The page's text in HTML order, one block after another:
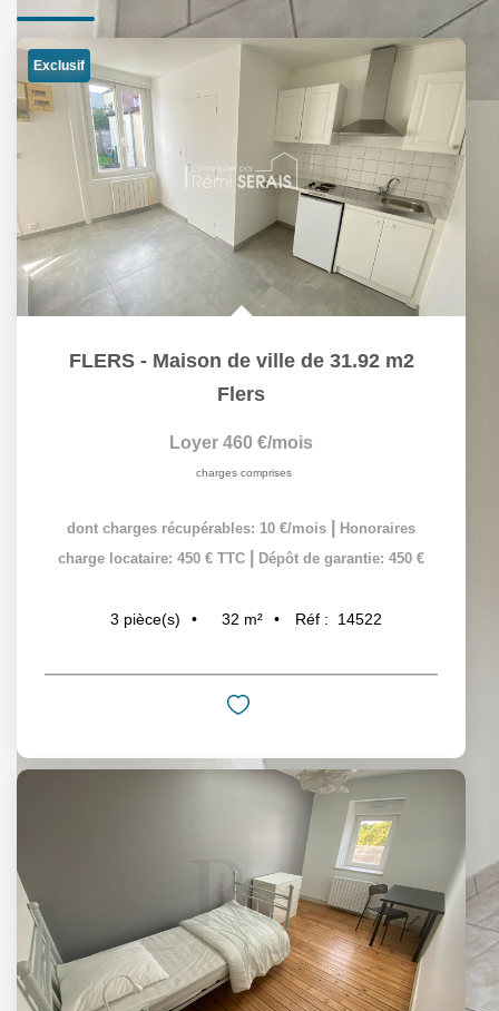
Exclusif
FLERS - Maison de ville de 31.92 m2
Flers
Loyer 460 €/mois
charges comprises
dont charges récupérables: 10 €/mois
Honoraires
charge locataire: 450 € TTC
Dépôt de garantie: 450 €
3 pièce(s) 32 m² Réf : 14522